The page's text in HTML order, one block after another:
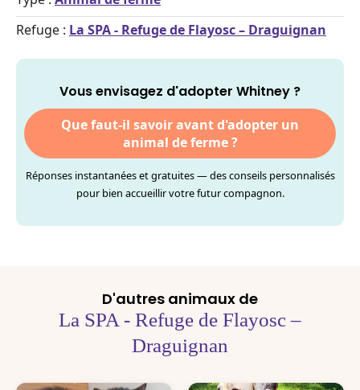
Refuge : La SPA - Refuge de Flayosc – Draguignan
Vous envisagez d'adopter Whitney ?
Que faut-il savoir avant d'adopter un
animal de ferme ?
Réponses instantanées et gratuites — des conseils personnalisés
pour bien accueillir votre futur compagnon.
D'autres animaux de
La SPA - Refuge de Flayosc –
Draguignan